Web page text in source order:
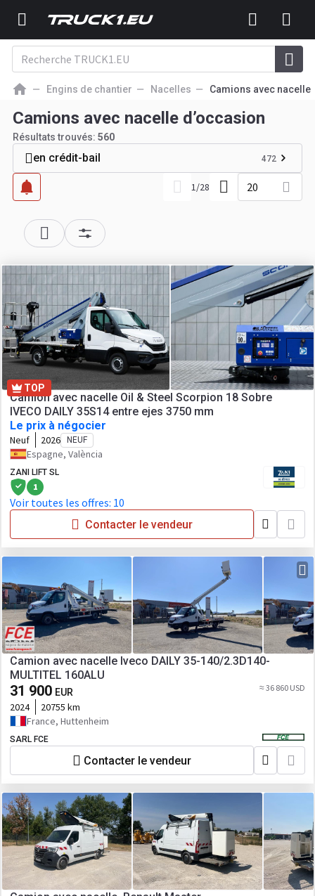
Engins de chantier Nacelles Camions avec nacelle
Camions avec nacelle d’occasion
Résultats trouvés: 560
en crédit-bail 472
1/28 20
TOP
Camion avec nacelle Oil & Steel Scorpion 18 Sobre
IVECO DAILY 35S14 entre ejes 3750 mm
Le prix à négocier
Neuf 2026 NEUF
Espagne, València
ZANI LIFT SL
1
Voir toutes les offres: 10
Contacter le vendeur
Camion avec nacelle Iveco DAILY 35-140/2.3D140-
MULTITEL 160ALU
31 900 EUR ≈ 36 860 USD
2024
20755 km
France, Huttenheim
SARL FCE
Contacter le vendeur